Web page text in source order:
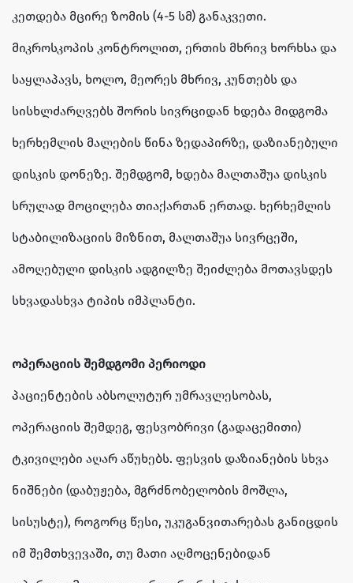
კეთდება მცირე ზომის (4-5 სმ) განაკვეთი.
მიკროსკოპის კონტროლით, ერთის მხრივ ხორხსა და
საყლაპავს, ხოლო, მეორეს მხრივ, კუნთებს და
სისხლძარღვებს შორის სივრციდან ხდება მიდგომა
ხერხემლის მალების წინა ზედაპირზე, დაზიანებული
დისკის დონეზე. შემდგომ, ხდება მალთაშუა დისკის
სრულად მოცილება თიაქართან ერთად. ხერხემლის
სტაბილიზაციის მიზნით, მალთაშუა სივრცეში,
ამოღებული დისკის ადგილზე შეიძლება მოთავსდეს
სხვადასხვა ტიპის იმპლანტი.
ოპერაციის შემდგომი პერიოდი
პაციენტების აბსოლუტურ უმრავლესობას,
ოპერაციის შემდეგ, ფესვობრივი (გადაცემითი)
ტკივილები აღარ აწუხებს. ფესვის დაზიანების სხვა
ნიშნები (დაბუჟება, მგრძნობელობის მოშლა,
სისუსტე), როგორც წესი, უკუგანვითარებას განიცდის
იმ შემთხვევაში, თუ მათი აღმოცენებიდან